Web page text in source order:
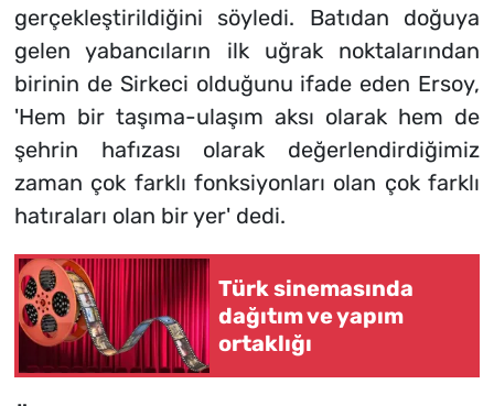
gerçekleştirildiğini söyledi. Batıdan doğuya
gelen yabancıların ilk uğrak noktalarından
birinin de Sirkeci olduğunu ifade eden Ersoy,
'Hem bir taşıma-ulaşım aksı olarak hem de
şehrin hafızası olarak değerlendirdiğimiz
zaman çok farklı fonksiyonları olan çok farklı
hatıraları olan bir yer' dedi.
Türk sinemasında
dağıtım ve yapım
ortaklığı